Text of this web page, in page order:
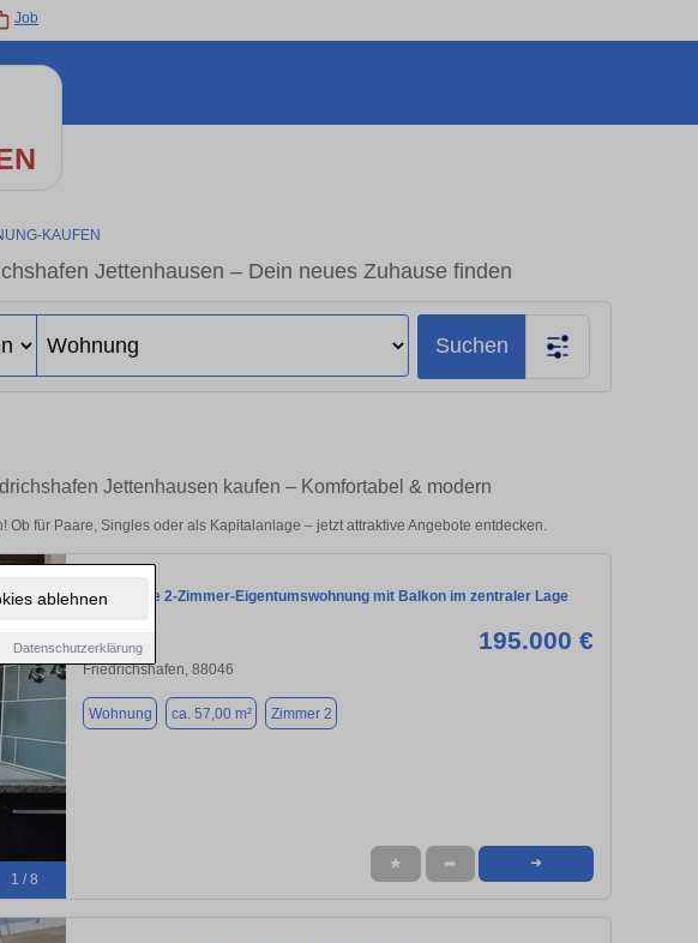
ablehnen
Datenschutzerklärung
Job
KAUFEN
Jettenhausen – Dein neues Zuhause finden
Suchen
Jettenhausen kaufen – Komfortabel & modern
für Paare, Singles oder als Kapitalanlage – jetzt attraktive Angebote entdecken.
1 / 8
Gemütliche 2-Zimmer-Eigentumswohnung mit Balkon im zentraler Lage
195.000 €
Friedrichshafen, 88046
Wohnung ca. 57,00 m² Zimmer 2
★ ➦ ➜